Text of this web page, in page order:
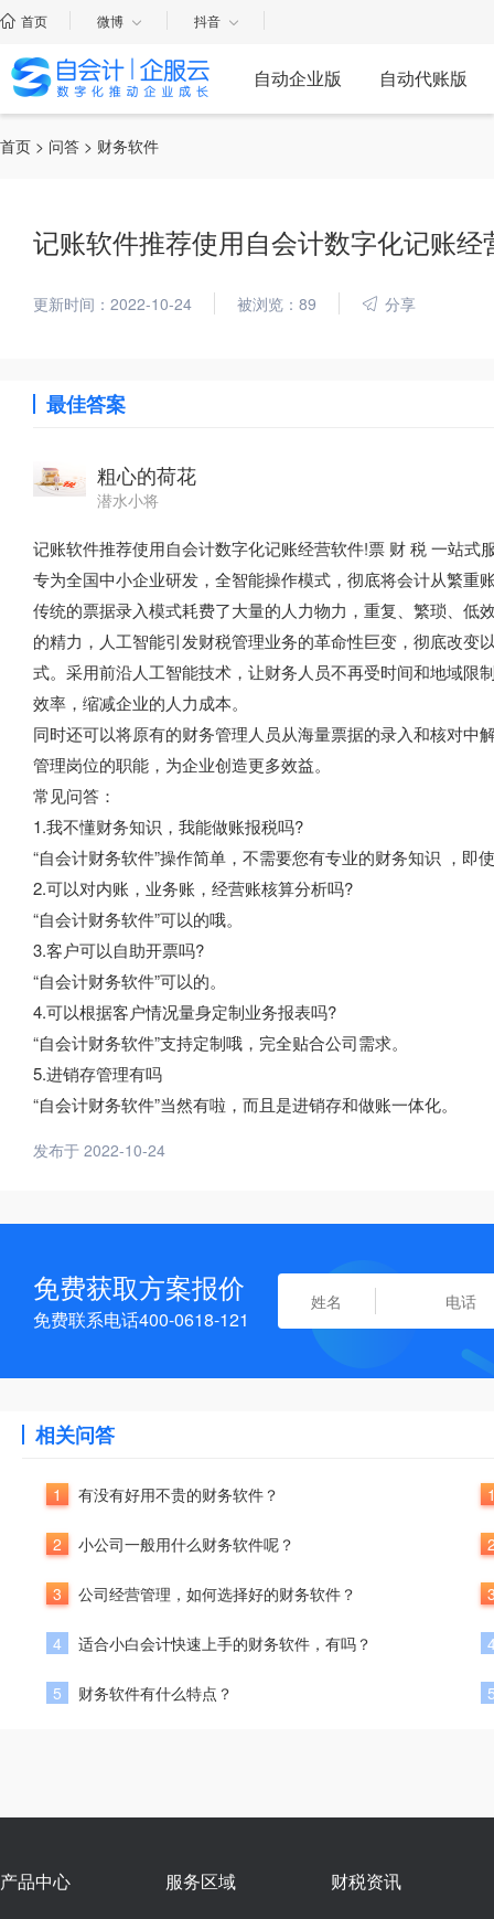
首页 微博 抖音
自动企业版 自动代账版
首页 > 问答 > 财务软件
记账软件推荐使用自会计数字化记账
更新时间：2022-10-24 被浏览：89 分享
最佳答案
粗心的荷花
潜水小将
记账软件推荐使用自会计数字化记账经营软件!票 财 税 一站式
专为全国中小企业研发，全智能操作模式，彻底将会计从繁重
传统的票据录入模式耗费了大量的人力物力，重复、繁琐、低
的精力，人工智能引发财税管理业务的革命性巨变，彻底改
式。采用前沿人工智能技术，让财务人员不再受时间和地域
效率，缩减企业的人力成本。
同时还可以将原有的财务管理人员从海量票据的录入和核对
管理岗位的职能，为企业创造更多效益。
常见问答：
1.我不懂财务知识，我能做账报税吗?
“自会计财务软件”操作简单，不需要您有专业的财务知识 ，即
2.可以对内账，业务账，经营账核算分析吗?
“自会计财务软件”可以的哦。
3.客户可以自助开票吗?
“自会计财务软件”可以的。
4.可以根据客户情况量身定制业务报表吗?
“自会计财务软件”支持定制哦，完全贴合公司需求。
5.进销存管理有吗
“自会计财务软件”当然有啦，而且是进销存和做账一体化。
发布于 2022-10-24
免费获取方案报价
免费联系电话400-0618-121
相关问答
1 有没有好用不贵的财务软件？
2 小公司一般用什么财务软件呢？
3 公司经营管理，如何选择好的财务软件？
4 适合小白会计快速上手的财务软件，有吗？
5 财务软件有什么特点？
产品中心 服务区域 财税资讯